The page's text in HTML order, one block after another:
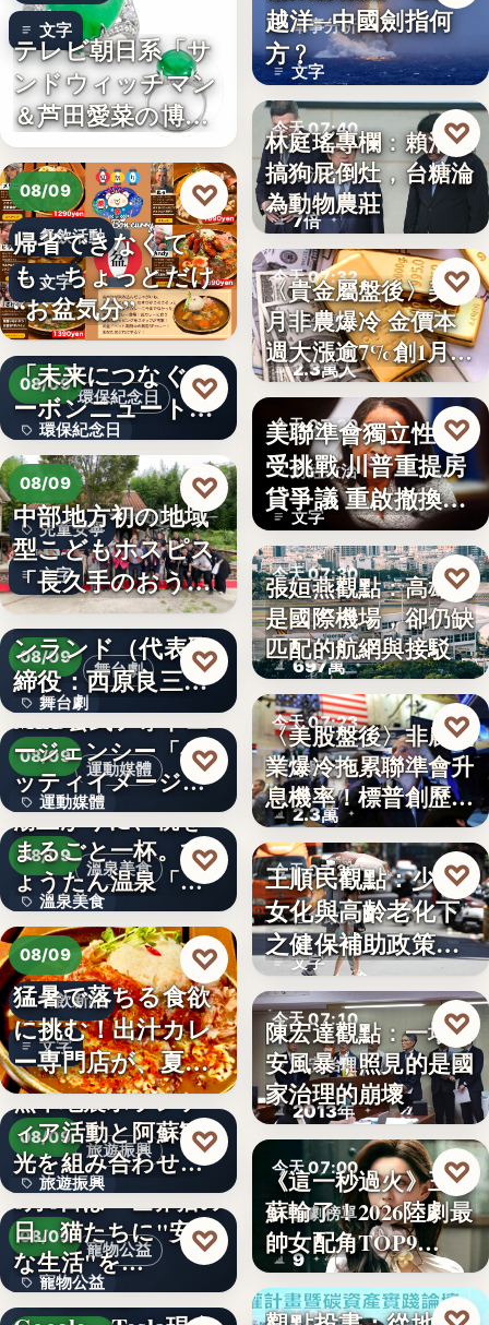
文字
テレビ朝日系「サ
ンドウィッチマン
＆芦田愛菜の博士
ちゃん」…
08/09
餐飲活動
文字
帰省できなくて
も、ちょっとだけ
“お盆気分”
♡
環保紀念日
08/09
環保紀念日
文字
日本JC、9月3日を
「未来につなぐカ
ーボンニュートラ
ルの…
♡
08/09
兒童安寧
文字
中部地方初の地域
型こどもホスピス
「長久手のおう
ち」が愛知…
♡
舞台劇
08/09
舞台劇
文字
株式会社青山メイ
ンランド（代表取
締役：西原良三）
特別協賛…
♡
運動媒體
08/09
運動媒體
2,430
MLB公式フォトエ
ージェンシー「ゲ
ッティイメージ
ズ」五十…
♡
溫泉美食
08/09
溫泉美食
14年
湯上がりに、桃を
まるごと一杯。ひ
ょうたん温泉「飲
泉堂」、…
♡
08/09
餐飲新品
文字
猛暑で落ちる食欲
に挑む！出汁カレ
ー専門店が、夏限
定「無限…
♡
旅遊振興
08/09
旅遊振興
2
熊本地震ボランテ
ィア活動と阿蘇観
光を組み合わせた
「ボラン…
♡
寵物公益
08/09
寵物公益
8月8日は「世界猫の
日」猫たちに"安全
な生活"を…
♡
下班國際線》
軍事分析
文字
越洋─中國劍指何
方﹖
今天 07:40
政治食安
7倍
林庭瑤專欄：賴清德
搞狗屁倒灶，台糖淪
為動物農莊
♡
今天 07:32
貴金屬
2.3萬人
〈貴金屬盤後〉美7
月非農爆冷 金價本
週大漲逾7%創1月
來…
♡
今天 07:30
財經政治
文字
美聯準會獨立性再
受挑戰 川普重提房
貸爭議 重啟撤換庫
克程…
♡
今天 07:30
航空政策
697萬
張姮燕觀點：高雄已
是國際機場，卻仍缺
匹配的航網與接駁
♡
今天 07:23
美股財經
2.3萬
〈美股盤後〉非農就
業爆冷拖累聯準會升
息機率！標普創歷史
新…
♡
今天 07:20
社會政策
文字
王順民觀點：少子
女化與高齡老化下
之健保補助政策的
解構、重…
♡
今天 07:10
食安治理
2013年
陳宏達觀點：一場食
安風暴，照見的是國
家治理的崩壞
♡
今天 07:00
影劇榜單
9
《這一秒過火》王籽
蘇輸了！2026陸劇最
帥女配角TOP9…
♡
今天 07:00